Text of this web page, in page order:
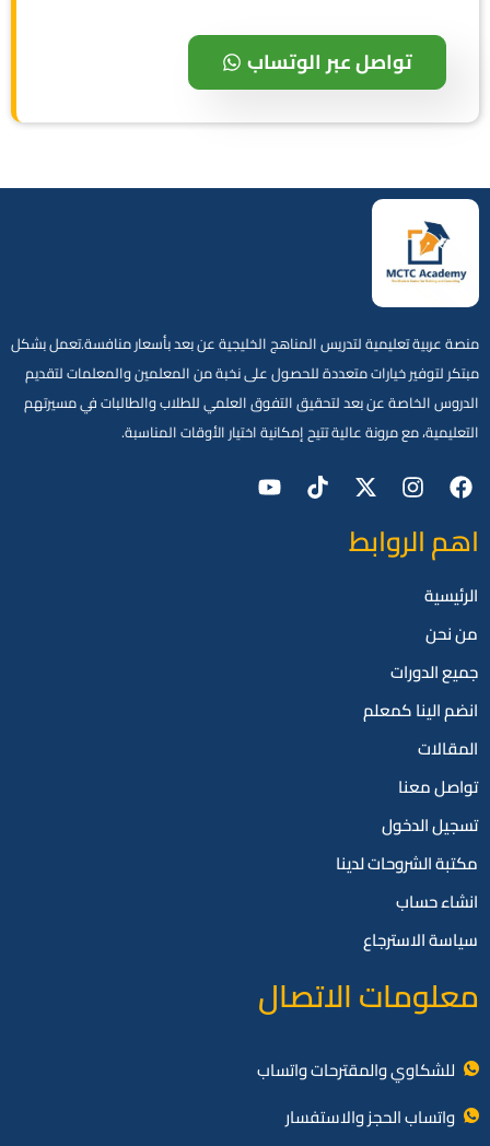
تواصل عبر الوتساب
منصة عربية تعليمية لتدريس المناهج الخليجية عن بعد بأسعار منافسة.تعمل بشكل
مبتكر لتوفير خيارات متعددة للحصول على نخبة من المعلمين والمعلمات لتقديم
الدروس الخاصة عن بعد لتحقيق التفوق العلمي للطلاب والطالبات في مسيرتهم
التعليمية، مع مرونة عالية تتيح إمكانية اختيار الأوقات المناسبة.
اهم الروابط
الرئيسية
من نحن
جميع الدورات
انضم الينا كمعلم
المقالات
تواصل معنا
تسجيل الدخول
مكتبة الشروحات لدينا
انشاء حساب
سياسة الاسترجاع
معلومات الاتصال
للشكاوي والمقترحات واتساب
واتساب الحجز والاستفسار